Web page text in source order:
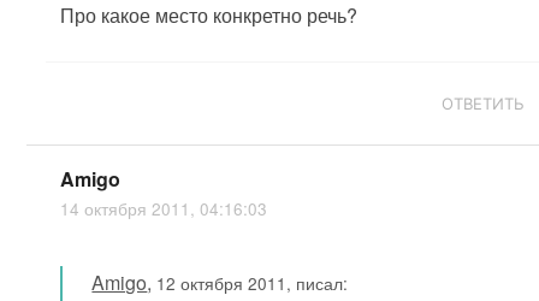
Про какое место конкретно речь?
ОТВЕТИТЬ
Amigo
14 октября 2011, 04:16:03
Amigo, 12 октября 2011, писал: